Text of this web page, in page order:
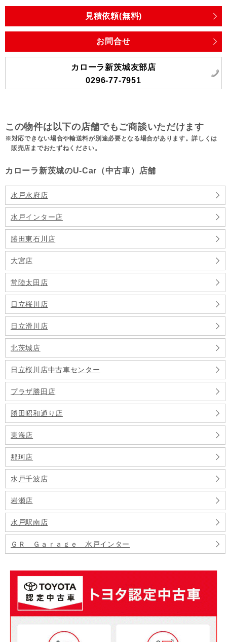
見積依頼(無料)
お問合せ
カローラ新茨城友部店
0296-77-7951
この物件は以下の店舗でもご商談いただけます
対応できない場合や輸送料が別途必要となる場合があります。詳しくは
販売店までおたずねください。
カローラ新茨城のU-Car（中古車）店舗
水戸水府店
水戸インター店
勝田東石川店
大宮店
常陸太田店
日立桜川店
日立滑川店
北茨城店
日立桜川店中古車センター
プラザ勝田店
勝田昭和通り店
東海店
那珂店
水戸千波店
岩瀬店
水戸駅南店
ＧＲ Ｇａｒａｇｅ 水戸インター